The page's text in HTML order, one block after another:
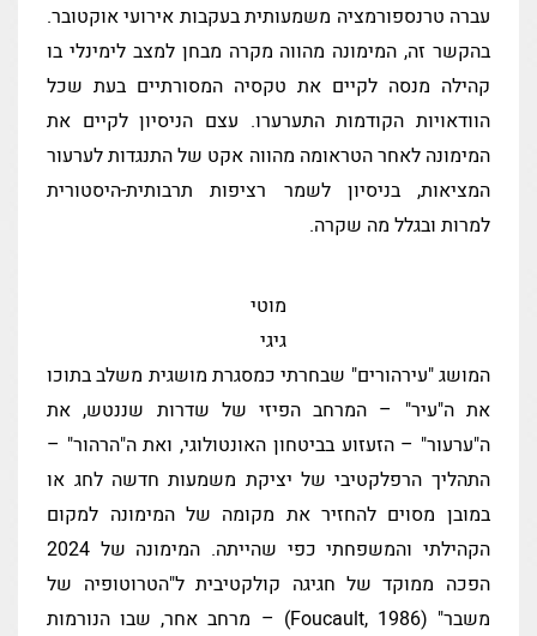
עברה טרנספורמציה משמעותית בעקבות אירועי אוקטובר.
בהקשר זה, המימונה מהווה מקרה מבחן למצב לימינלי בו
קהילה מנסה לקיים את טקסיה המסורתיים בעת שכל
הוודאויות הקודמות התערערו. עצם הניסיון לקיים את
המימונה לאחר הטראומה מהווה אקט של התנגדות לערעור
המציאות, בניסיון לשמר רציפות תרבותית-היסטורית
למרות ובגלל מה שקרה.
מוטי
גיגי
המושג "עירהורים" שבחרתי כמסגרת מושגית משלב בתוכו
את ה"עיר" – המרחב הפיזי של שדרות שננטש, את
ה"ערעור" – הזעזוע בביטחון האונטולוגי, ואת ה"הרהור" –
התהליך הרפלקטיבי של יציקת משמעות חדשה לחג או
במובן מסוים להחזיר את מקומה של המימונה למקום
הקהילתי והמשפחתי כפי שהייתה. המימונה של 2024
הפכה ממוקד של חגיגה קולקטיבית ל"הטרוטופיה של
משבר" (Foucault, 1986) – מרחב אחר, שבו הנורמות